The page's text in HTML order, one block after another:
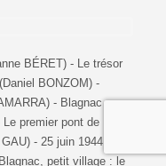
BÉRET) - Le trésor
BONZOM) -
- Blagnac sous
premier pont de
- 25 juin 1944 -
petit village : le